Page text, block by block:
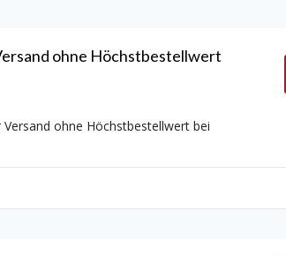
ohne Höchstbestellwert
ohne Höchstbestellwert bei